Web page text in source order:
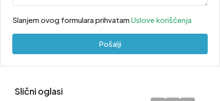
Slanjem ovog formulara prihvatamUslove korišćenja
Pošalji
Slični oglasi